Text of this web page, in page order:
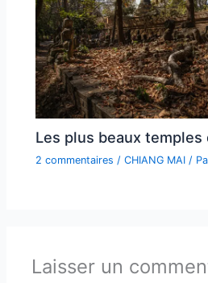
Les plus beaux temples
2 commentaires /CHIANG MAI /
Laisser un